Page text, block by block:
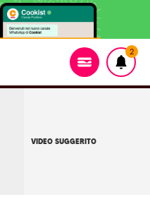
2
VIDEO SUGGERITO